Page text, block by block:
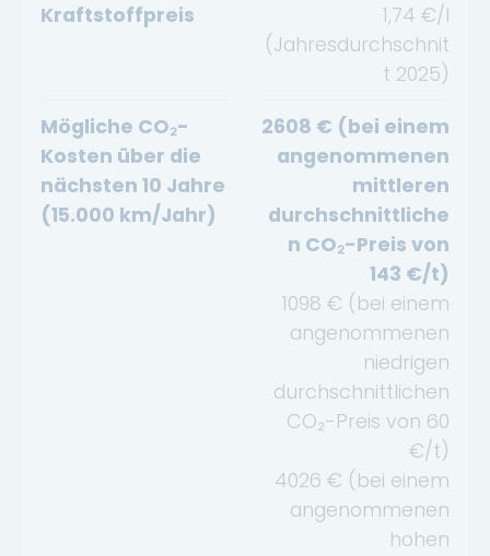
Kraftstoffpreis 1,74 €/l
(Jahresdurchschnit
t 2025)
Mögliche CO₂-
Kosten über die
nächsten 10 Jahre
(15.000 km/Jahr)
2608 € (bei einem
angenommenen
mittleren
durchschnittliche
n CO₂-Preis von
143 €/t)
1098 € (bei einem
angenommenen
niedrigen
durchschnittlichen
CO₂-Preis von 60
€/t)
4026 € (bei einem
angenommenen
hohen